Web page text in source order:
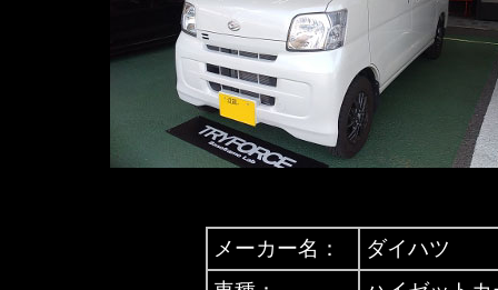
メーカー名：
ダイハツ